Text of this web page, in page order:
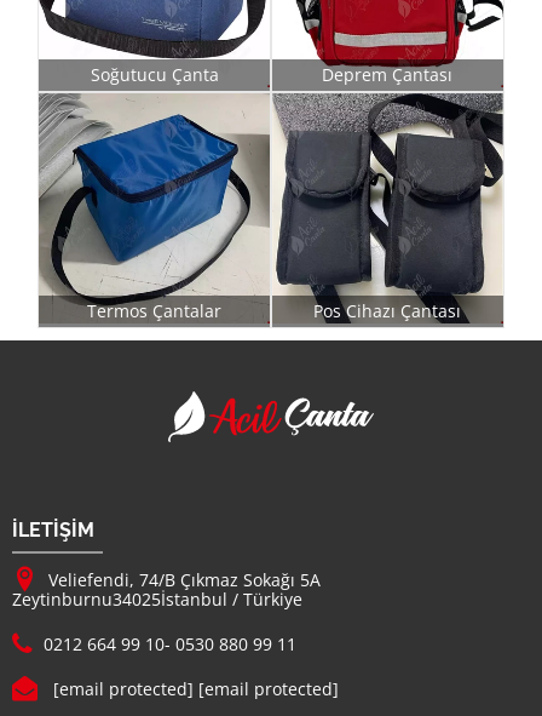
Soğutucu Çanta Deprem Çantası
Termos Çantalar Pos Cihazı Çantası
İLETİŞİM
Adresimiz :
Veliefendi, 74/B Çıkmaz Sokağı 5A
Zeytinburnu34025İstanbul / Türkiye
Telefon :
0212 664 99 10- 0530 880 99 11
E-mail :
[email protected] [email protected]